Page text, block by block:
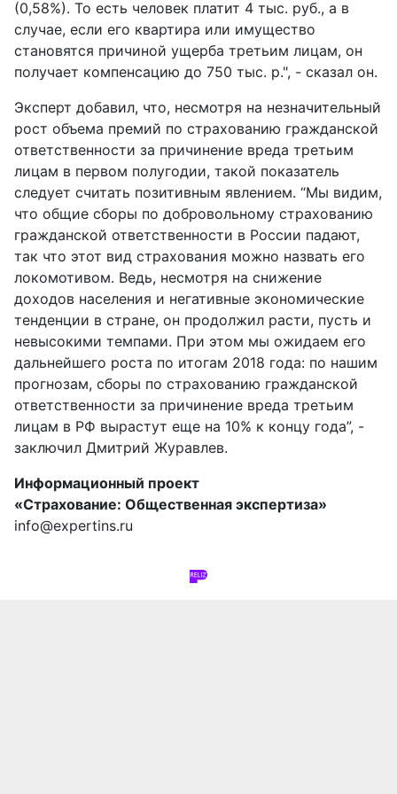
(0,58%). То есть человек платит 4 тыс. руб., а в
случае, если его квартира или имущество
становятся причиной ущерба третьим лицам, он
получает компенсацию до 750 тыс. р.", - сказал он.
Эксперт добавил, что, несмотря на незначительный
рост объема премий по страхованию гражданской
ответственности за причинение вреда третьим
лицам в первом полугодии, такой показатель
следует считать позитивным явлением. “Мы видим,
что общие сборы по добровольному страхованию
гражданской ответственности в России падают,
так что этот вид страхования можно назвать его
локомотивом. Ведь, несмотря на снижение
доходов населения и негативные экономические
тенденции в стране, он продолжил расти, пусть и
невысокими темпами. При этом мы ожидаем его
дальнейшего роста по итогам 2018 года: по нашим
прогнозам, сборы по страхованию гражданской
ответственности за причинение вреда третьим
лицам в РФ вырастут еще на 10% к концу года”, -
заключил Дмитрий Журавлев.
Информационный проект
«Страхование: Общественная экспертиза»
info@expertins.ru